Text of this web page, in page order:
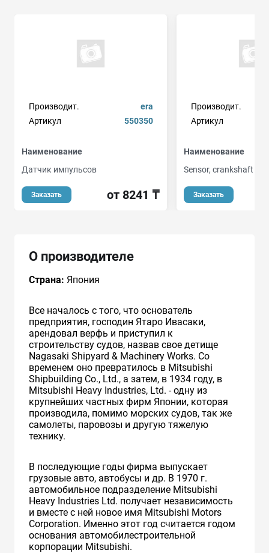
Производит.
era
Артикул
550350
Наименование
Датчик импульсов
Заказать от 8241 ₸
Производит.
Артикул
Наименование
Sensor, crankshaft
Заказать
О производителе
Страна: Япония
Все началось с того, что основатель
предприятия, господин Ятаро Ивасаки,
арендовал верфь и приступил к
строительству судов, назвав свое детище
Nagasaki Shipyard & Machinery Works. Со
временем оно превратилось в Mitsubishi
Shipbuilding Co., Ltd., а затем, в 1934 году, в
Mitsubishi Heavy Industries, Ltd. - одну из
крупнейших частных фирм Японии, которая
производила, помимо морских судов, так же
самолеты, паровозы и другую тяжелую
технику.
В последующие годы фирма выпускает
грузовые авто, автобусы и др. В 1970 г.
автомобильное подразделение Mitsubishi
Heavy Industries Ltd. получает независимость
и вместе с ней новое имя Mitsubishi Motors
Corporation. Именно этот год считается годом
основания автомобилестроительной
корпорации Mitsubishi.